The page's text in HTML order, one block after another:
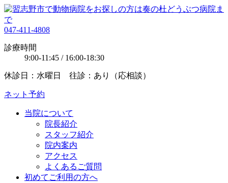
047-411-4808
診療時間
9:00-11:45 / 16:00-18:30
休診日：水曜日 往診：あり（応相談）
ネット予約
当院について
院長紹介
スタッフ紹介
院内案内
アクセス
よくあるご質問
初めてご利用の方へ